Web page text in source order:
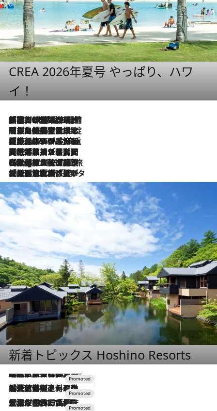
CREA 2026年夏号 やっぱり、ハワ
イ！
2026.8.6
「荷物が増えるほど旅ストレスは増す」美容ジャーナリストがたどり着いた最終結論。“化粧品を劇的に減らす”感動の凝縮美容とは
2026.8.6
「旅先には金髪ウィッグを持参」日本と同じメイクでは損してる!? 美容ジャーナリストが提案する“掟破りの旅美容”とは
2026.8.6
【厳選旅コスメ】「身軽さ＆UV対策重視！」ヘアアーティストshucoが選んだ夏旅ベストコスメを発表【Mサイズジップ】
2026.8.5
【厳選旅コスメ】国内をあちこち移動する河井菜摘が選んだ夏旅ベストコスメ発表！「リラックスアイテムはマスト」【Mサイズジップ】
2026.8.4
【厳選旅コスメ】「紫外線＆乾燥対策しながらメイク感も！」ヘア＆メイクGeorgeが選んだ夏旅ベストコスメを発表！【Mサイズジップ】
2026.8.3
【厳選旅コスメ】「保湿もタイパ重視！」“サウナ好き”タレント清水みさとが愛用する夏旅ベストコスメを発表！【Mサイズジップ】
新着トピックス Hoshino Resorts
2026.7.31
【ホテル帰省】という選択肢をOMOが提案。家族とほどよい距離を保つには「昼は実家、夜は気兼ねなくホテルで！」
2026.7.24
【夏限定ディナーコース】旬を迎える稚鮎や花ズッキーニなどをイタリア・トスカーナの郷土料理の手法で満喫！
2026.7.17
「土佐和ハーブかき氷」がOMO7高知に登場！生姜、山椒、大葉など目にも舌にも涼を呼ぶ郷土の味